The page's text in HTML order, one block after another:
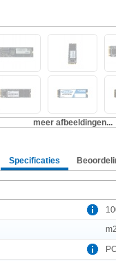
meer afbeeldingen...
Specificaties